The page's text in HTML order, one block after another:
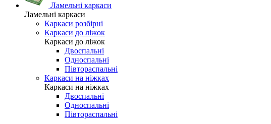
Ламельні каркаси
Ламельні каркаси
Каркаси розбірні
Каркаси до ліжок
Каркаси до ліжок
Двоспальні
Односпальні
Півтораспальні
Каркаси на ніжках
Каркаси на ніжках
Двоспальні
Односпальні
Півтораспальні